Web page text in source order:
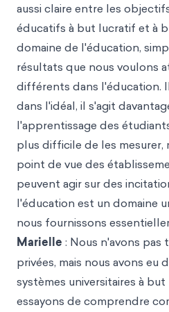
aussi claire entre les
éducatifs à but lucratif et à
domaine de l'éducation,
résultats que nous voulons
différents dans l'éducation.
dans l'idéal, il s'agit
l'apprentissage des
plus difficile de les mesurer,
point de vue des
peuvent agir sur des
l'éducation est un domaine
nous fournissons
Marielle : Nous n'avons pas
privées, mais nous avons eu
systèmes universitaires à
essayons de comprendre